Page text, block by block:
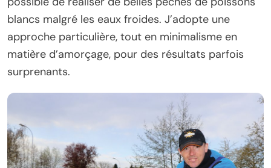
blancs malgré les eaux froides. J’adopte une
approche particulière, tout en minimalisme en
matière d’amorçage, pour des résultats parfois
surprenants.